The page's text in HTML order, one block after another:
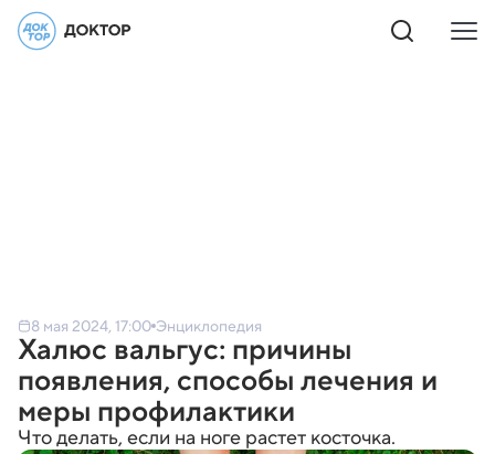
8 мая 2024, 17:00 Энциклопедия
Халюс вальгус: причины
появления, способы лечения и
меры профилактики
Что делать, если на ноге растет косточка.